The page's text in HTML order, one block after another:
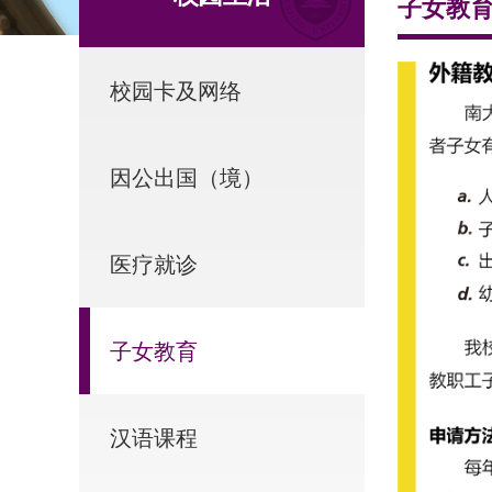
校园卡及网络
因公出国（境）
医疗就诊
子女教育
汉语课程
子女教